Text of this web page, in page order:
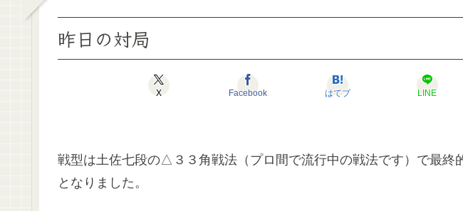
昨日の対局
X Facebook はてブ LINE
戦型は土佐七段の△３３角戦法（プロ間で流行中の戦法です）で最終
となりました。